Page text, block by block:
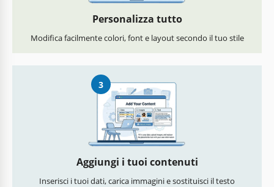
Personalizza tutto
Modifica facilmente colori, font e layout secondo il tuo stile
3
Aggiungi i tuoi contenuti
Inserisci i tuoi dati, carica immagini e sostituisci il testo